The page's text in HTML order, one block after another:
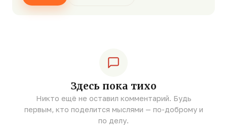
Здесь пока тихо
Никто ещё не оставил комментарий. Будь
первым, кто поделится мыслями — по-доброму и
по делу.